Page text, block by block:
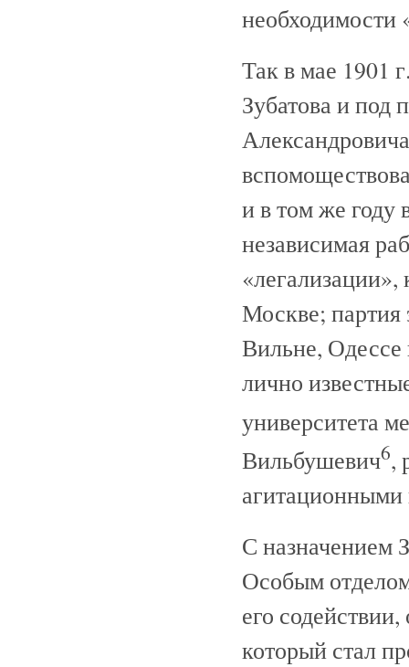
необходимости
Так в мае 1901
Зубатова и под
и в том же году
независимая
Москве; партия
Вильне, Одессе
лично
университета
Вильбушевич6,
С назначением
Особым
его
который стал